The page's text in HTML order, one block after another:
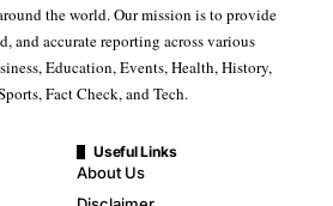
the world. Our mission is to provide
and accurate reporting across various
Education, Events, Health, History,
Fact Check, and Tech.
Useful Links
About Us